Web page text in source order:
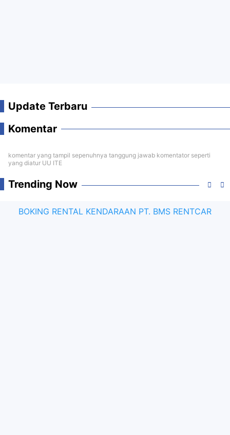
Update Terbaru
Komentar
komentar yang tampil sepenuhnya tanggung jawab komentator seperti
yang diatur UU ITE
Trending Now
BOKING RENTAL KENDARAAN PT. BMS RENTCAR